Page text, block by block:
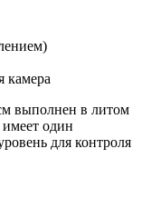
камера
выполнен в литом
один
для контроля